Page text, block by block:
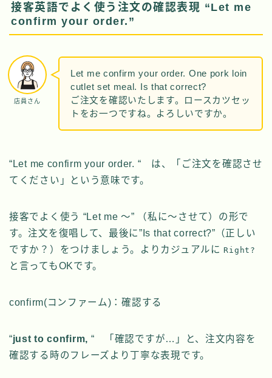
接客英語でよく使う注文の確認表現 “Let me
confirm your order.”
店員さん
Let me confirm your order. One pork loin
cutlet set meal. Is that correct?
ご注文を確認いたします。ロースカツセッ
トをお一つですね。よろしいですか。
“Let me confirm your order. “ は、「ご注文を確認させ
てください」という意味です。
接客でよく使う “Let me ～” （私に～させて）の形で
す。注文を復唱して、最後に”Is that correct?”（正しい
ですか？）をつけましょう。よりカジュアルに Right?
と言ってもOKです。
confirm(コンファーム)：確認する
“just to confirm, “ 「確認ですが…」と、注文内容を
確認する時のフレーズより丁寧な表現です。